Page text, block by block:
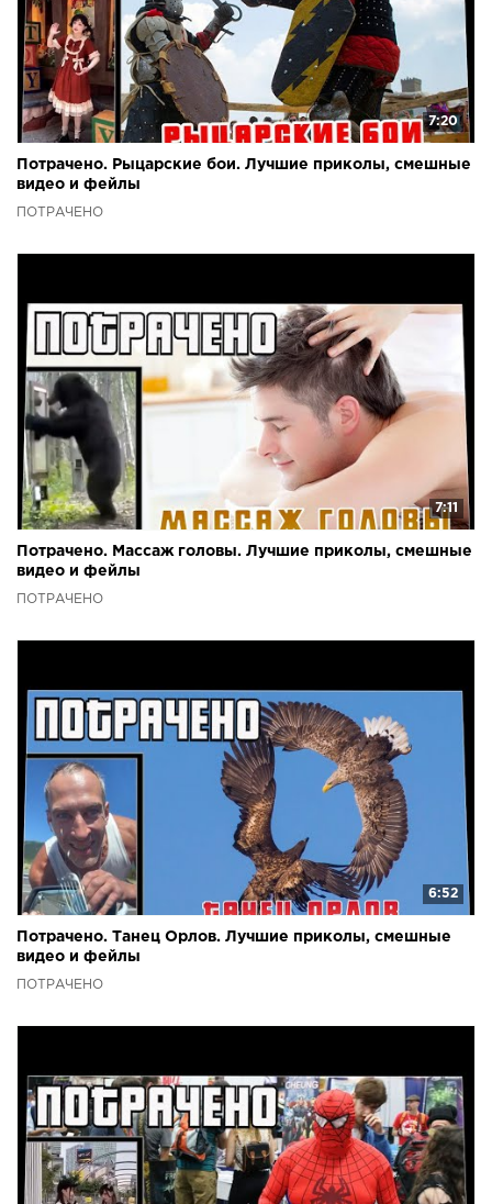
7:20
Потрачено. Рыцарские бои. Лучшие приколы, смешные
видео и фейлы
ПОТРАЧЕНО
7:11
Потрачено. Массаж головы. Лучшие приколы, смешные
видео и фейлы
ПОТРАЧЕНО
6:52
Потрачено. Танец Орлов. Лучшие приколы, смешные
видео и фейлы
ПОТРАЧЕНО